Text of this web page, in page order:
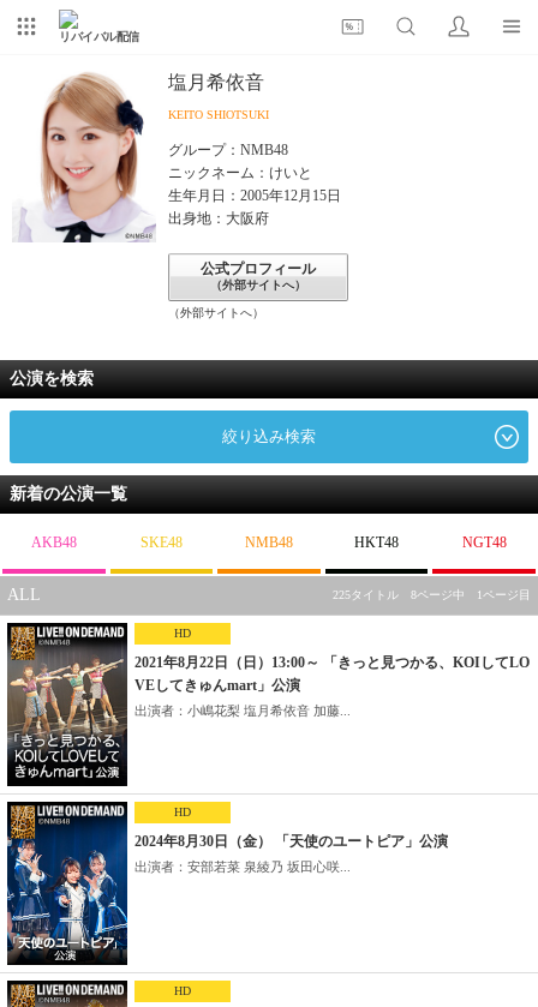
リバイバル配信
塩月希依音
KEITO SHIOTSUKI
グループ：NMB48
ニックネーム：けいと
生年月日：2005年12月15日
出身地：大阪府
公式プロフィール
（外部サイトへ）
（外部サイトへ）
公演を検索
絞り込み検索
新着の公演一覧
AKB48 SKE48 NMB48 HKT48 NGT48
ALL 225タイトル 8ページ中 1ページ目
HD
2021年8月22日（日）13:00～ 「きっと見つかる、KOIしてLO
VEしてきゅんmart」公演
出演者：小嶋花梨 塩月希依音 加藤...
HD
2024年8月30日（金） 「天使のユートピア」公演
出演者：安部若菜 泉綾乃 坂田心咲...
HD